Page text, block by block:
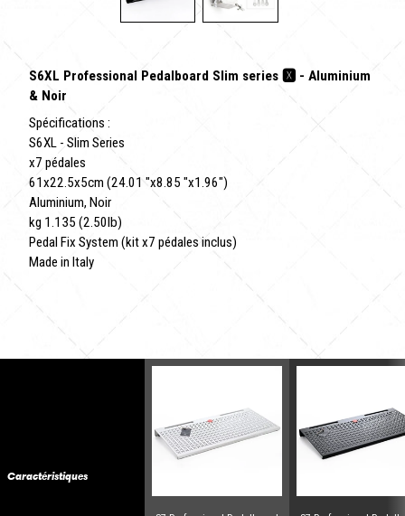
S6XL Professional Pedalboard Slim series 🆇 - Aluminium
& Noir
Spécifications :
S6XL - Slim Series
x7 pédales
61x22.5x5cm (24.01 "x8.85 "x1.96")
Aluminium, Noir
kg 1.135 (2.50lb)
Pedal Fix System (kit x7 pédales inclus)
Made in Italy
Caractéristiques